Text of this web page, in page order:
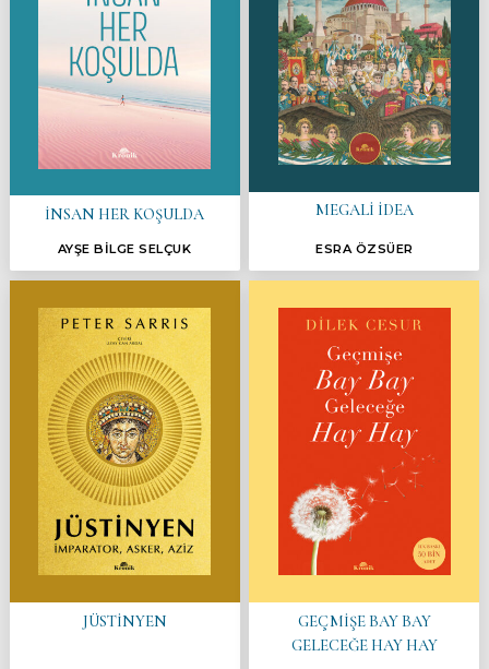
İNSAN HER KOŞULDA
AYŞE BİLGE SELÇUK
MEGALİ İDEA
ESRA ÖZSÜER
JÜSTİNYEN
GEÇMİŞE BAY BAY
GELECEĞE HAY HAY